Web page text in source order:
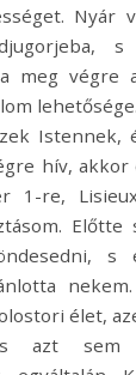
Nyár
meg végre
Istennek,
hív, akkor
1-re,
Előtte
élet,
azt sem